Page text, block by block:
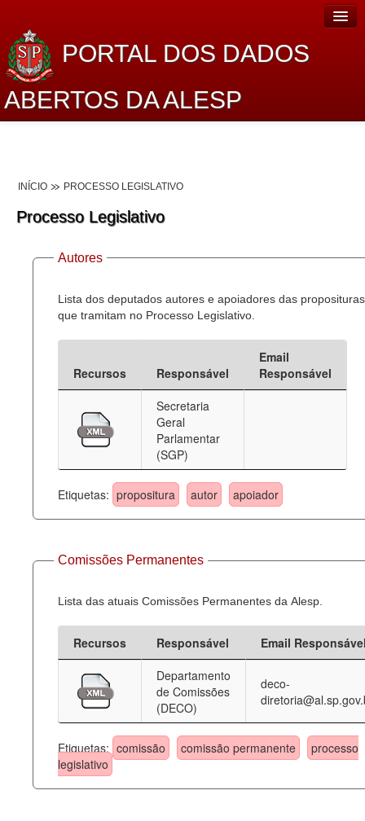
PORTAL DOS DADOS
ABERTOS DA ALESP
Lei de Acesso à Informação
Dados Governamentais Abertos
Planejamento
Catálogo de dados
Deputados Estaduais
Administração
Agenda
Perguntas frequentes
Contato
INÍCIO PROCESSO LEGISLATIVO
Processo Legislativo
Autores
Lista dos deputados autores e apoiadores das proposituras
que tramitam no Processo Legislativo.
Recursos Responsável
Email
Responsável
Secretaria
Geral
Parlamentar
(SGP)
Etiquetas: propositura autor apoiador
Comissões Permanentes
Lista das atuais Comissões Permanentes da Alesp.
Recursos Responsável
Email
Departamento
de Comissões
(DECO)
deco-
Etiquetas: comissão comissão permanente
processo
legislativo